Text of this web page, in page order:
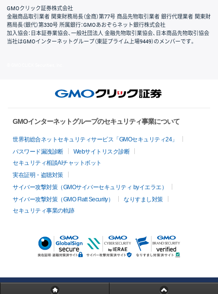
GMOクリック証券株式会社
金融商品取引業者 関東財務局長（金商）第77号 商品先物取引業者 銀行代理業者 関東財
務局長（銀代）第330号 所属銀行：GMOあおぞらネット銀行株式会社
加入協会：日本証券業協会、一般社団法人 金融先物取引業協会、日本商品先物取引協会
当社はGMOインターネットグループ（東証プライム上場9449）のメンバーです。
GMOインターネットグループのセキュリティ事業について
世界初総合ネットセキュリティサービス「GMOセキュリティ24」
パスワード漏洩診断
Webサイトリスク診断
セキュリティ相談AIチャットボット
実在証明・盗聴対策
サイバー攻撃対策（GMOサイバーセキュリティ byイエラエ）
サイバー攻撃対策（GMO Flatt Security）
なりすまし対策
セキュリティ事業の軌跡